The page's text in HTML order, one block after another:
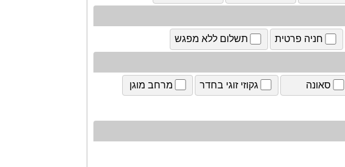
חניה פרטית תשלום ללא מפגש
סאונה גקוזי זוגי בחדר מרחב מוגן